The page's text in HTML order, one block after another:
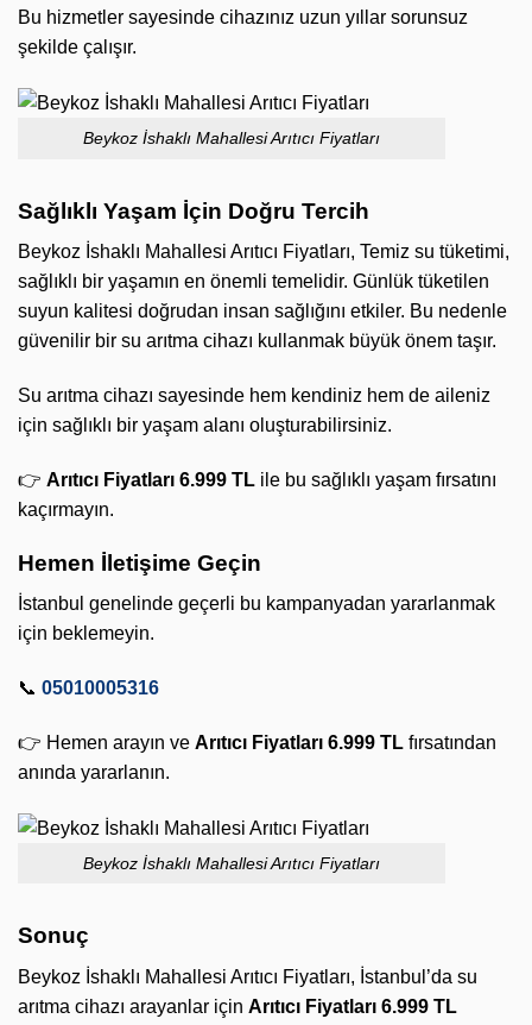
Bu hizmetler sayesinde cihazınız uzun yıllar sorunsuz
şekilde çalışır.
Beykoz İshaklı Mahallesi Arıtıcı Fiyatları
Sağlıklı Yaşam İçin Doğru Tercih
Beykoz İshaklı Mahallesi Arıtıcı Fiyatları, Temiz su tüketimi,
sağlıklı bir yaşamın en önemli temelidir. Günlük tüketilen
suyun kalitesi doğrudan insan sağlığını etkiler. Bu nedenle
güvenilir bir su arıtma cihazı kullanmak büyük önem taşır.
Su arıtma cihazı sayesinde hem kendiniz hem de aileniz
için sağlıklı bir yaşam alanı oluşturabilirsiniz.
👉 Arıtıcı Fiyatları 6.999 TL ile bu sağlıklı yaşam fırsatını
kaçırmayın.
Hemen İletişime Geçin
İstanbul genelinde geçerli bu kampanyadan yararlanmak
için beklemeyin.
📞 05010005316
👉 Hemen arayın ve Arıtıcı Fiyatları 6.999 TL fırsatından
anında yararlanın.
Beykoz İshaklı Mahallesi Arıtıcı Fiyatları
Sonuç
Beykoz İshaklı Mahallesi Arıtıcı Fiyatları, İstanbul’da su
arıtma cihazı arayanlar için Arıtıcı Fiyatları 6.999 TL